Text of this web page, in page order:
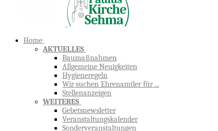
Home
AKTUELLES
Baumaßnahmen
Allgemeine Neuigkeiten
Hygieneregeln
Wir suchen Ehrenamtler für ...
Stellenanzeigen
WEITERES
Gebetsnewsletter
Veranstaltungskalender
Sonderveranstaltungen